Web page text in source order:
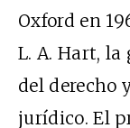
Oxford en
L. A. Hart,
del derecho
jurídico. El